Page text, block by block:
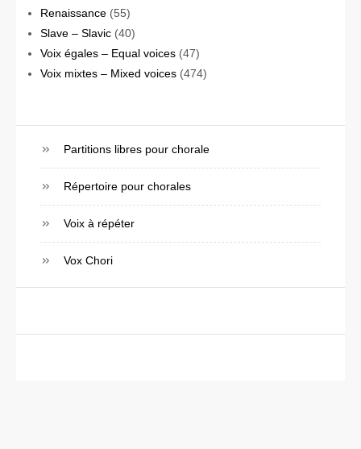
Renaissance (55)
Slave – Slavic (40)
Voix égales – Equal voices (47)
Voix mixtes – Mixed voices (474)
Partitions libres pour chorale
Répertoire pour chorales
Voix à répéter
Vox Chori